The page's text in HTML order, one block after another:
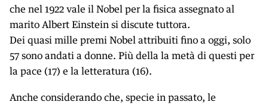
che nel 1922 vale il Nobel per la fisica assegnato al
marito Albert Einstein si discute tuttora.
Dei quasi mille premi Nobel attribuiti fino a oggi, solo
57 sono andati a donne. Più della la metà di questi per
la pace (17) e la letteratura (16).
Anche considerando che, specie in passato, le